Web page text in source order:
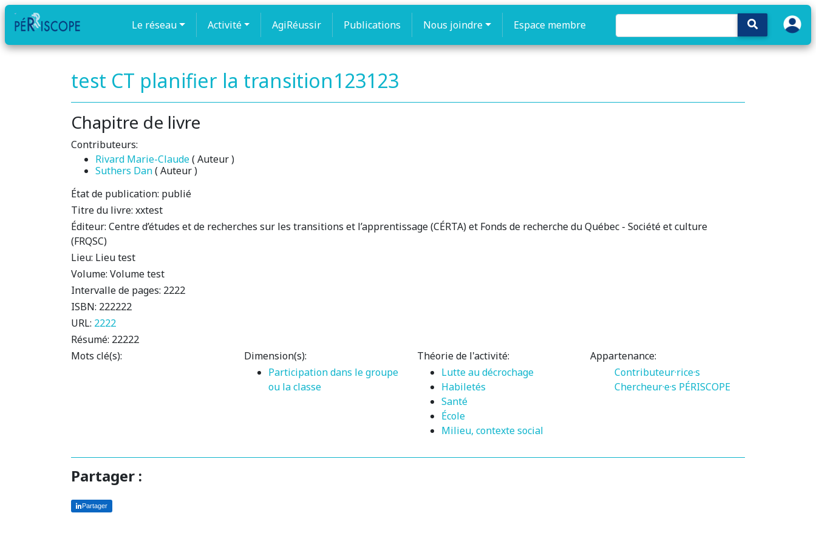
Le réseau Activité AgiRéussir Publications Nous joindre Espace membre
test CT planifier la transition123123
Chapitre de livre
Contributeurs:
Rivard Marie-Claude( Auteur )
Suthers Dan( Auteur )
État de publication: publié
Titre du livre: xxtest
Éditeur: Centre d’études et de recherches sur les transitions et l’apprentissage (CÉRTA) et Fonds de recherche du Québec - Société et culture
(FRQSC)
Lieu: Lieu test
Volume: Volume test
Intervalle de pages: 2222
ISBN: 222222
URL: 2222
Résumé: 22222
Mots clé(s):
Dimension(s):
Participation dans le groupe
ou la classe
Théorie de l'activité:
Lutte au décrochage
Habiletés
Santé
École
Milieu, contexte social
Appartenance:
Contributeur·rice·s
Chercheur·e·s PÉRISCOPE
Partager :
Partager